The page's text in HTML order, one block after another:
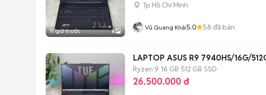
11 giờ trước 6
Tp Hồ Chí Minh
Vũ Quang Khải5.0 58 đã bán
LAPTOP ASUS R9 7940HS/16G/
Ryzen 9 16 GB 512 GB SSD
26.500.000 đ